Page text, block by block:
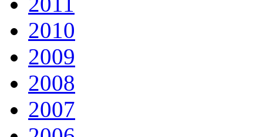
2010
2009
2008
2007